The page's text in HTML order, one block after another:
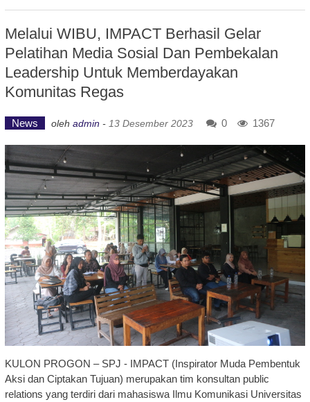
Melalui WIBU, IMPACT Berhasil Gelar
Pelatihan Media Sosial Dan Pembekalan
Leadership Untuk Memberdayakan
Komunitas Regas
News oleh admin - 13 Desember 2023 0 1367
KULON PROGON – SPJ - IMPACT (Inspirator Muda Pembentuk
Aksi dan Ciptakan Tujuan) merupakan tim konsultan public
relations yang terdiri dari mahasiswa Ilmu Komunikasi Universitas